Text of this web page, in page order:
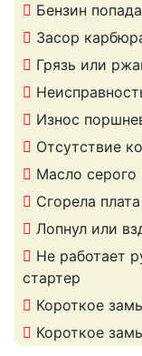
Бензин
Засор
Грязь или
Износ
Отсутствие
Масло серого
Сгорела
Лопнул или
Не работает
стартер
Короткое
Короткое